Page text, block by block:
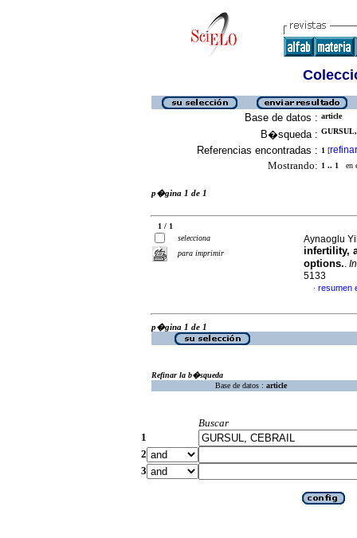
Base de datos : article
B�squeda :
Referencias encontradas : 1 [refinar
Mostrando: 1 .. 1 en
p�gina 1 de 1
1 / 1
selecciona
para imprimir
Aynaoglu
infertility,
options..
5133
· resumen
p�gina 1 de 1
Refinar la b�squeda
Base de datos : article
Buscar
1
2
3